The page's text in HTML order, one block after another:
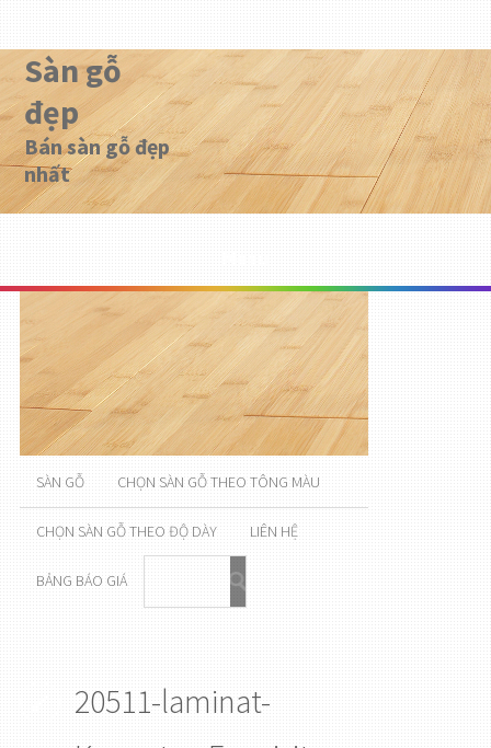
Sàn gỗ
đẹp
Bán sàn gỗ đẹp
nhất
SÀN GỖ CHỌN SÀN GỖ THEO TÔNG MÀU
CHỌN SÀN GỖ THEO ĐỘ DÀY LIÊN HỆ
BẢNG BÁO GIÁ
20511-laminat-